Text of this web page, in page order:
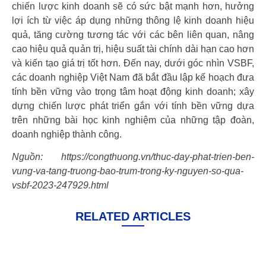
chiến lược kinh doanh sẽ có sức bật mạnh hơn, hưởng
lợi ích từ việc áp dụng những thông lệ kinh doanh hiệu
quả, tăng cường tương tác với các bên liên quan, nâng
cao hiệu quả quản trị, hiệu suất tài chính dài hạn cao hơn
và kiến tạo giá trị tốt hơn. Đến nay, dưới góc nhìn VSBF,
các doanh nghiệp Việt Nam đã bắt đầu lập kế hoạch đưa
tính bền vững vào trọng tâm hoạt động kinh doanh; xây
dựng chiến lược phát triển gắn với tính bền vững dựa
trên những bài học kinh nghiệm của những tập đoàn,
doanh nghiệp thành công.
Nguồn: https://congthuong.vn/thuc-day-phat-trien-ben-
vung-va-tang-truong-bao-trum-trong-ky-nguyen-so-qua-
vsbf-2023-247929.html
RELATED ARTICLES